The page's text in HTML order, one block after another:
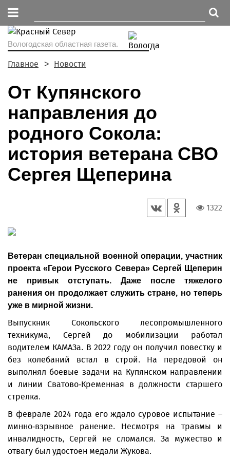
Вологодская областная газета.
Главное Новости
От Купянского
направления до
родного Сокола:
история ветерана СВО
Сергея Щеперина
1322
Ветеран специальной военной операции, участник
проекта «Герои Русского Севера» Сергей Щеперин
не привык отступать. Даже после тяжелого
ранения он продолжает служить стране, но теперь
уже в мирной жизни.
Выпускник Сокольского лесопромышленного
техникума, Сергей до мобилизации работал
водителем КАМАЗа. В 2022 году он получил повестку и
без колебаний встал в строй. На передовой он
выполнял боевые задачи на Купянском направлении
и линии Сватово-Кременная в должности старшего
стрелка.
В феврале 2024 года его ждало суровое испытание –
минно-взрывное ранение. Несмотря на травмы и
инвалидность, Сергей не сломался. За мужество и
отвагу был удостоен медали Жукова.